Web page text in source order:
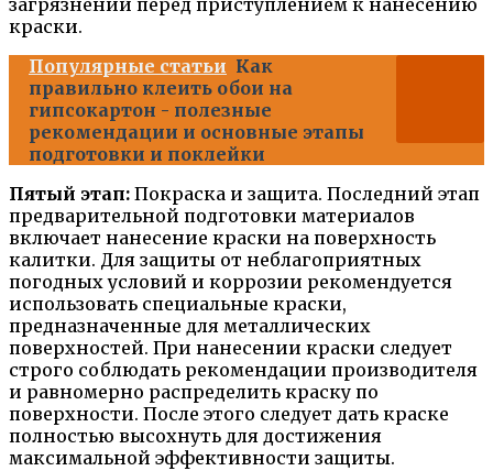
загрязнений перед приступлением к нанесению
краски.
Популярные статьи Как
правильно клеить обои на
гипсокартон - полезные
рекомендации и основные этапы
подготовки и поклейки
Пятый этап: Покраска и защита. Последний этап
предварительной подготовки материалов
включает нанесение краски на поверхность
калитки. Для защиты от неблагоприятных
погодных условий и коррозии рекомендуется
использовать специальные краски,
предназначенные для металлических
поверхностей. При нанесении краски следует
строго соблюдать рекомендации производителя
и равномерно распределить краску по
поверхности. После этого следует дать краске
полностью высохнуть для достижения
максимальной эффективности защиты.